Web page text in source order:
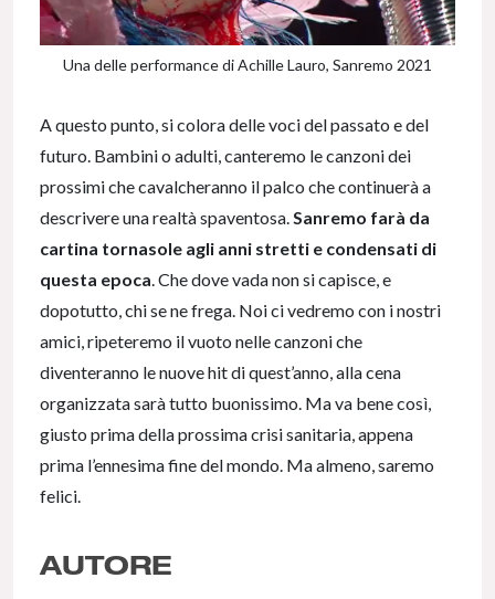
Una delle performance di Achille Lauro, Sanremo 2021
A questo punto, si colora delle voci del passato e del
futuro. Bambini o adulti, canteremo le canzoni dei
prossimi che cavalcheranno il palco che continuerà a
descrivere una realtà spaventosa.Sanremo farà da
cartina tornasole agli anni stretti e condensati di
questa epoca. Che dove vada non si capisce, e
dopotutto, chi se ne frega. Noi ci vedremo con i nostri
amici, ripeteremo il vuoto nelle canzoni che
diventeranno le nuove hit di quest’anno, alla cena
organizzata sarà tutto buonissimo. Ma va bene così,
giusto prima della prossima crisi sanitaria, appena
prima l’ennesima fine del mondo. Ma almeno, saremo
felici.
AUTORE